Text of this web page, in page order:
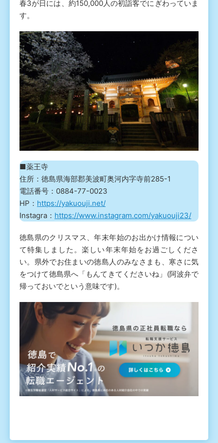
春3が日には、約150,000人の初詣客でにぎわっていま
す。
■薬王寺
住所：徳島県海部郡美波町奥河内字寺前285-1
電話番号：0884-77-0023
HP： https://yakuouji.net/
Instagra： https://www.instagram.com/yakuouji23/
徳島県のクリスマス、年末年始のお出かけ情報につい
て特集しました。楽しい年末年始をお過ごしくださ
い。県外でお住まいの徳島人のみなさまも、寒さに気
をつけて徳島県へ「もんてきてくださいね」(阿波弁で
帰っておいでという意味です)。